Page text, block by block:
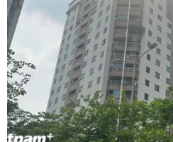
Từ mở rộng số lượng đến
doanh nghiệp tư nhân ở
06/08/2026 04:23